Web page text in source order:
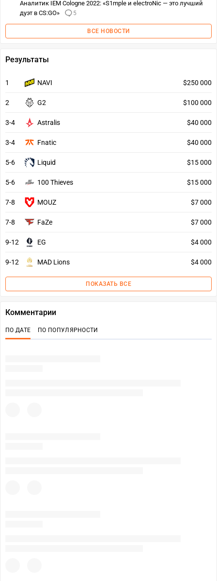
Аналитик IEM Cologne 2022: «S1mple и electroNic — это лучший
дуэт в CS:GO»
5
ВСЕ НОВОСТИ
Результаты
1 NAVI $250 000
2 G2 $100 000
3-4 Astralis $40 000
3-4 Fnatic $40 000
5-6 Liquid $15 000
5-6 100 Thieves $15 000
7-8 MOUZ $7 000
7-8 FaZe $7 000
9-12 EG $4 000
9-12 MAD Lions $4 000
ПОКАЗАТЬ ВСЕ
Комментарии
ПО ДАТЕ ПО ПОПУЛЯРНОСТИ